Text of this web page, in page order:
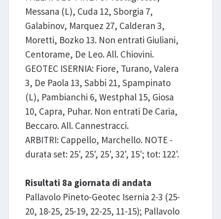
Messana (L), Cuda 12, Sborgia 7,
Galabinov, Marquez 27, Calderan 3,
Moretti, Bozko 13. Non entrati Giuliani,
Centorame, De Leo. All. Chiovini.
GEOTEC ISERNIA: Fiore, Turano, Valera
3, De Paola 13, Sabbi 21, Spampinato
(L), Pambianchi 6, Westphal 15, Giosa
10, Capra, Puhar. Non entrati De Caria,
Beccaro. All. Cannestracci.
ARBITRI: Cappello, Marchello. NOTE -
durata set: 25', 25', 25', 32', 15'; tot: 122'.
Risultati 8a giornata di andata
Pallavolo Pineto-Geotec Isernia 2-3 (25-
20, 18-25, 25-19, 22-25, 11-15); Pallavolo